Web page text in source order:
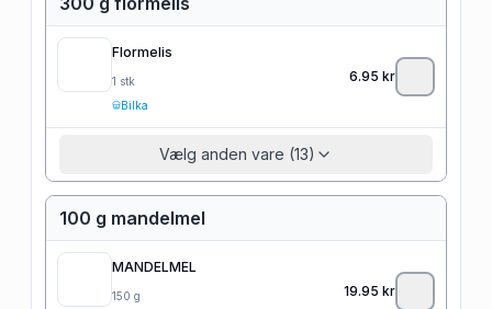
Flormelis
1 stk
Bilka
6.95 kr
Vælg anden vare (13)
100 g mandelmel
MANDELMEL
150 g
19.95 kr